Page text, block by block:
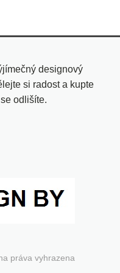
designový
si radost a kupte
odlišíte.
práva vyhrazena